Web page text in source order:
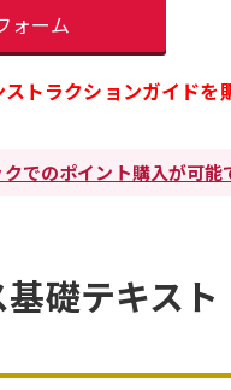
ォーム
トラクションガイドを
でのポイント購入が可能
礎テキスト